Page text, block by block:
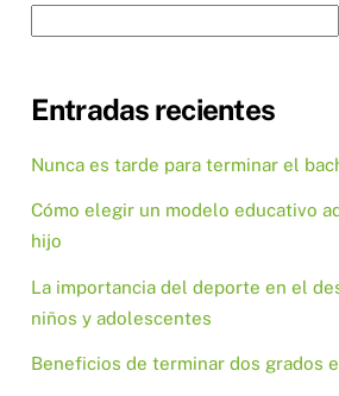
Entradas recientes
Nunca es tarde para terminar el
Cómo elegir un modelo educativo
hijo
La importancia del deporte en el
niños y adolescentes
Beneficios de terminar dos grados